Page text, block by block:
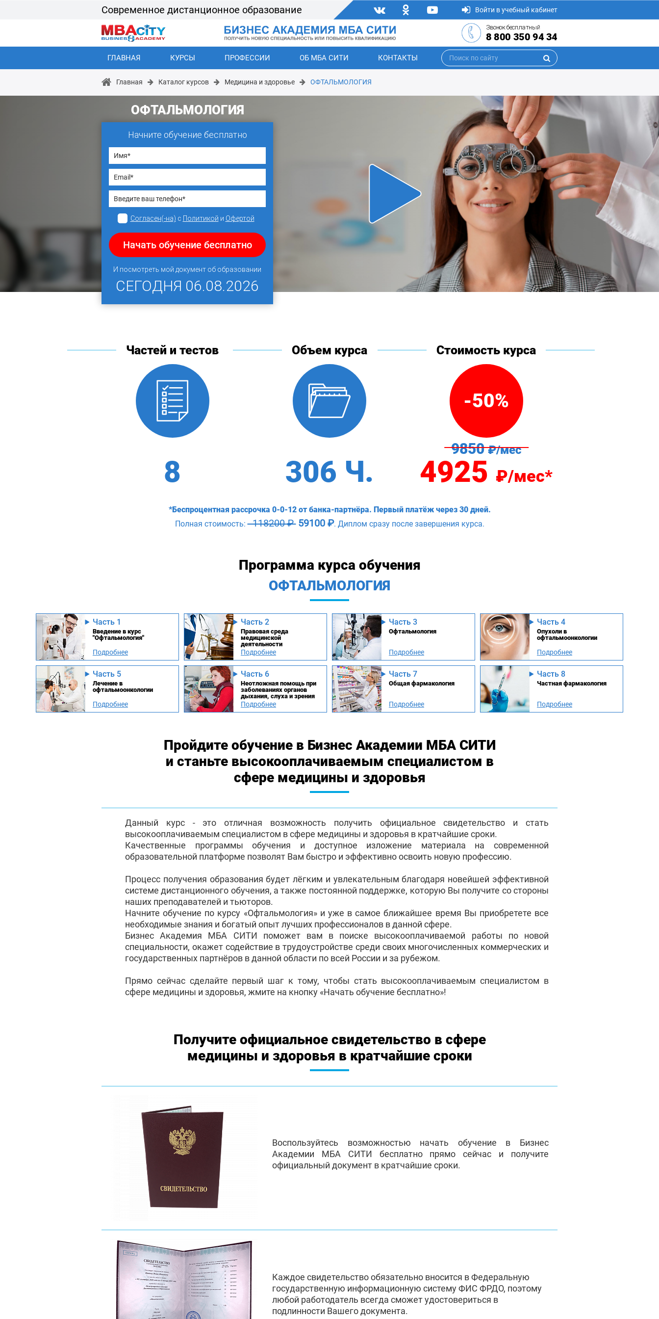
Современное дистанционное образование Войти в учебный кабинет
Звонок бесплатный
8 800 350 94 34
ГЛАВНАЯ КУРСЫ ПРОФЕССИИ ОБ МБА СИТИ КОНТАКТЫ
Главная Каталог курсов Медицина и здоровье ОФТАЛЬМОЛОГИЯ
ОФТАЛЬМОЛОГИЯ
Начните обучение бесплатно
Согласен(-на) с Политикой и Офертой
Начать обучение бесплатно
И посмотреть мой документ об образовании
СЕГОДНЯ 06.08.2026
Частей и тестов
8
Объем курса
306 Ч.
Стоимость курса
-50%
9850₽/мес
4925 ₽/мес*
*Беспроцентная рассрочка 0-0-12 от банка-партнёра. Первый платёж через 30 дней.
Полная стоимость:118200 ₽ 59100 ₽. Диплом сразу после завершения курса.
Программа курса обучения
ОФТАЛЬМОЛОГИЯ
Часть 1
Введение в курс
"Офтальмология"
Подробнее
Часть 2
Правовая среда
медицинской
деятельности
Подробнее
Часть 3
Офтальмология
Подробнее
Часть 4
Опухоли в
офтальмоонкологии
Подробнее
Часть 5
Лечение в
офтальмоонкологии
Подробнее
Часть 6
Неотложная помощь при
заболеваниях органов
дыхания, слуха и зрения
Подробнее
Часть 7
Общая фармакология
Подробнее
Часть 8
Частная фармакология
Подробнее
Пройдите обучение в Бизнес Академии МБА СИТИ
и станьте высокооплачиваемым специалистом в
сфере медицины и здоровья
Данный курс - это отличная возможность получить официальное свидетельство и стать
высокооплачиваемым специалистом в сфере медицины и здоровья в кратчайшие сроки.
Качественные программы обучения и доступное изложение материала на современной
образовательной платформе позволят Вам быстро и эффективно освоить новую профессию.
Процесс получения образования будет лёгким и увлекательным благодаря новейшей эффективной
системе дистанционного обучения, а также постоянной поддержке, которую Вы получите со стороны
наших преподавателей и тьюторов.
Начните обучение по курсу «Офтальмология» и уже в самое ближайшее время Вы приобретете все
необходимые знания и богатый опыт лучших профессионалов в данной сфере.
Бизнес Академия МБА СИТИ поможет вам в поиске высокооплачиваемой работы по новой
специальности, окажет содействие в трудоустройстве среди своих многочисленных коммерческих и
государственных партнёров в данной области по всей России и за рубежом.
Прямо сейчас сделайте первый шаг к тому, чтобы стать высокооплачиваемым специалистом в
сфере медицины и здоровья, жмите на кнопку «Начать обучение бесплатно»!
Получите официальное свидетельство в сфере
медицины и здоровья в кратчайшие сроки
Воспользуйтесь возможностью начать обучение в Бизнес
Академии МБА СИТИ бесплатно прямо сейчас и получите
официальный документ в кратчайшие сроки.
Каждое свидетельство обязательно вносится в Федеральную
государственную информационную систему ФИС ФРДО, поэтому
любой работодатель всегда сможет удостовериться в
подлинности Вашего документа.